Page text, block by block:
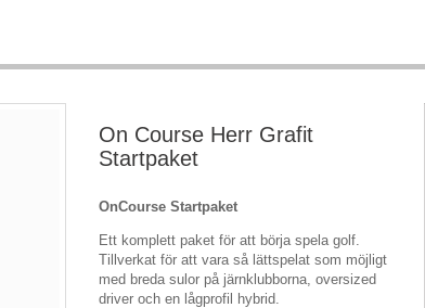
On Course Herr Grafit
Startpaket
OnCourse Startpaket
Ett komplett paket för att börja spela golf.
Tillverkat för att vara så lättspelat som möjligt
med breda sulor på järnklubborna, oversized
driver och en lågprofil hybrid.